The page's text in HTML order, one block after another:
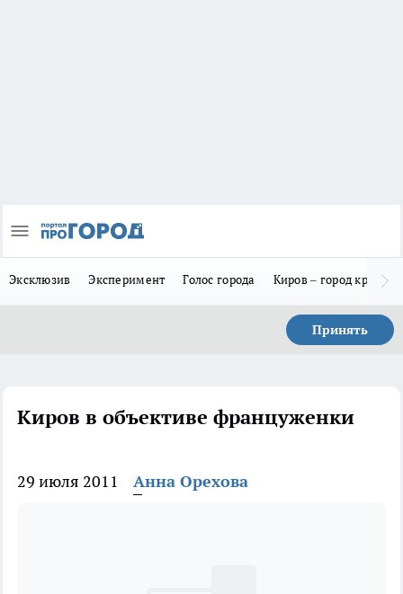
Эксклюзив Эксперимент Голос города Киров – город
Принять
Киров в объективе француженки
29 июля 2011 Анна Орехова